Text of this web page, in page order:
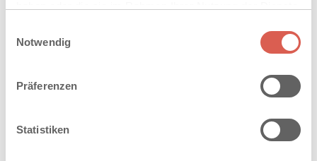
Cookies, wenn Sie unsere Webseite weiterhin nutzen.
Notwendig
Präferenzen
Statistiken